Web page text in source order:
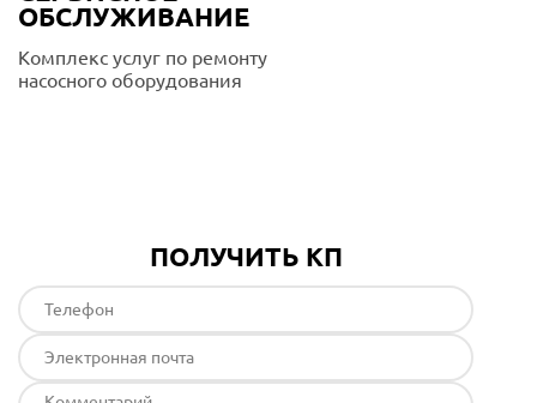
ОБСЛУЖИВАНИЕ
Комплекс услуг по ремонту
насосного оборудования
ПОЛУЧИТЬ КП